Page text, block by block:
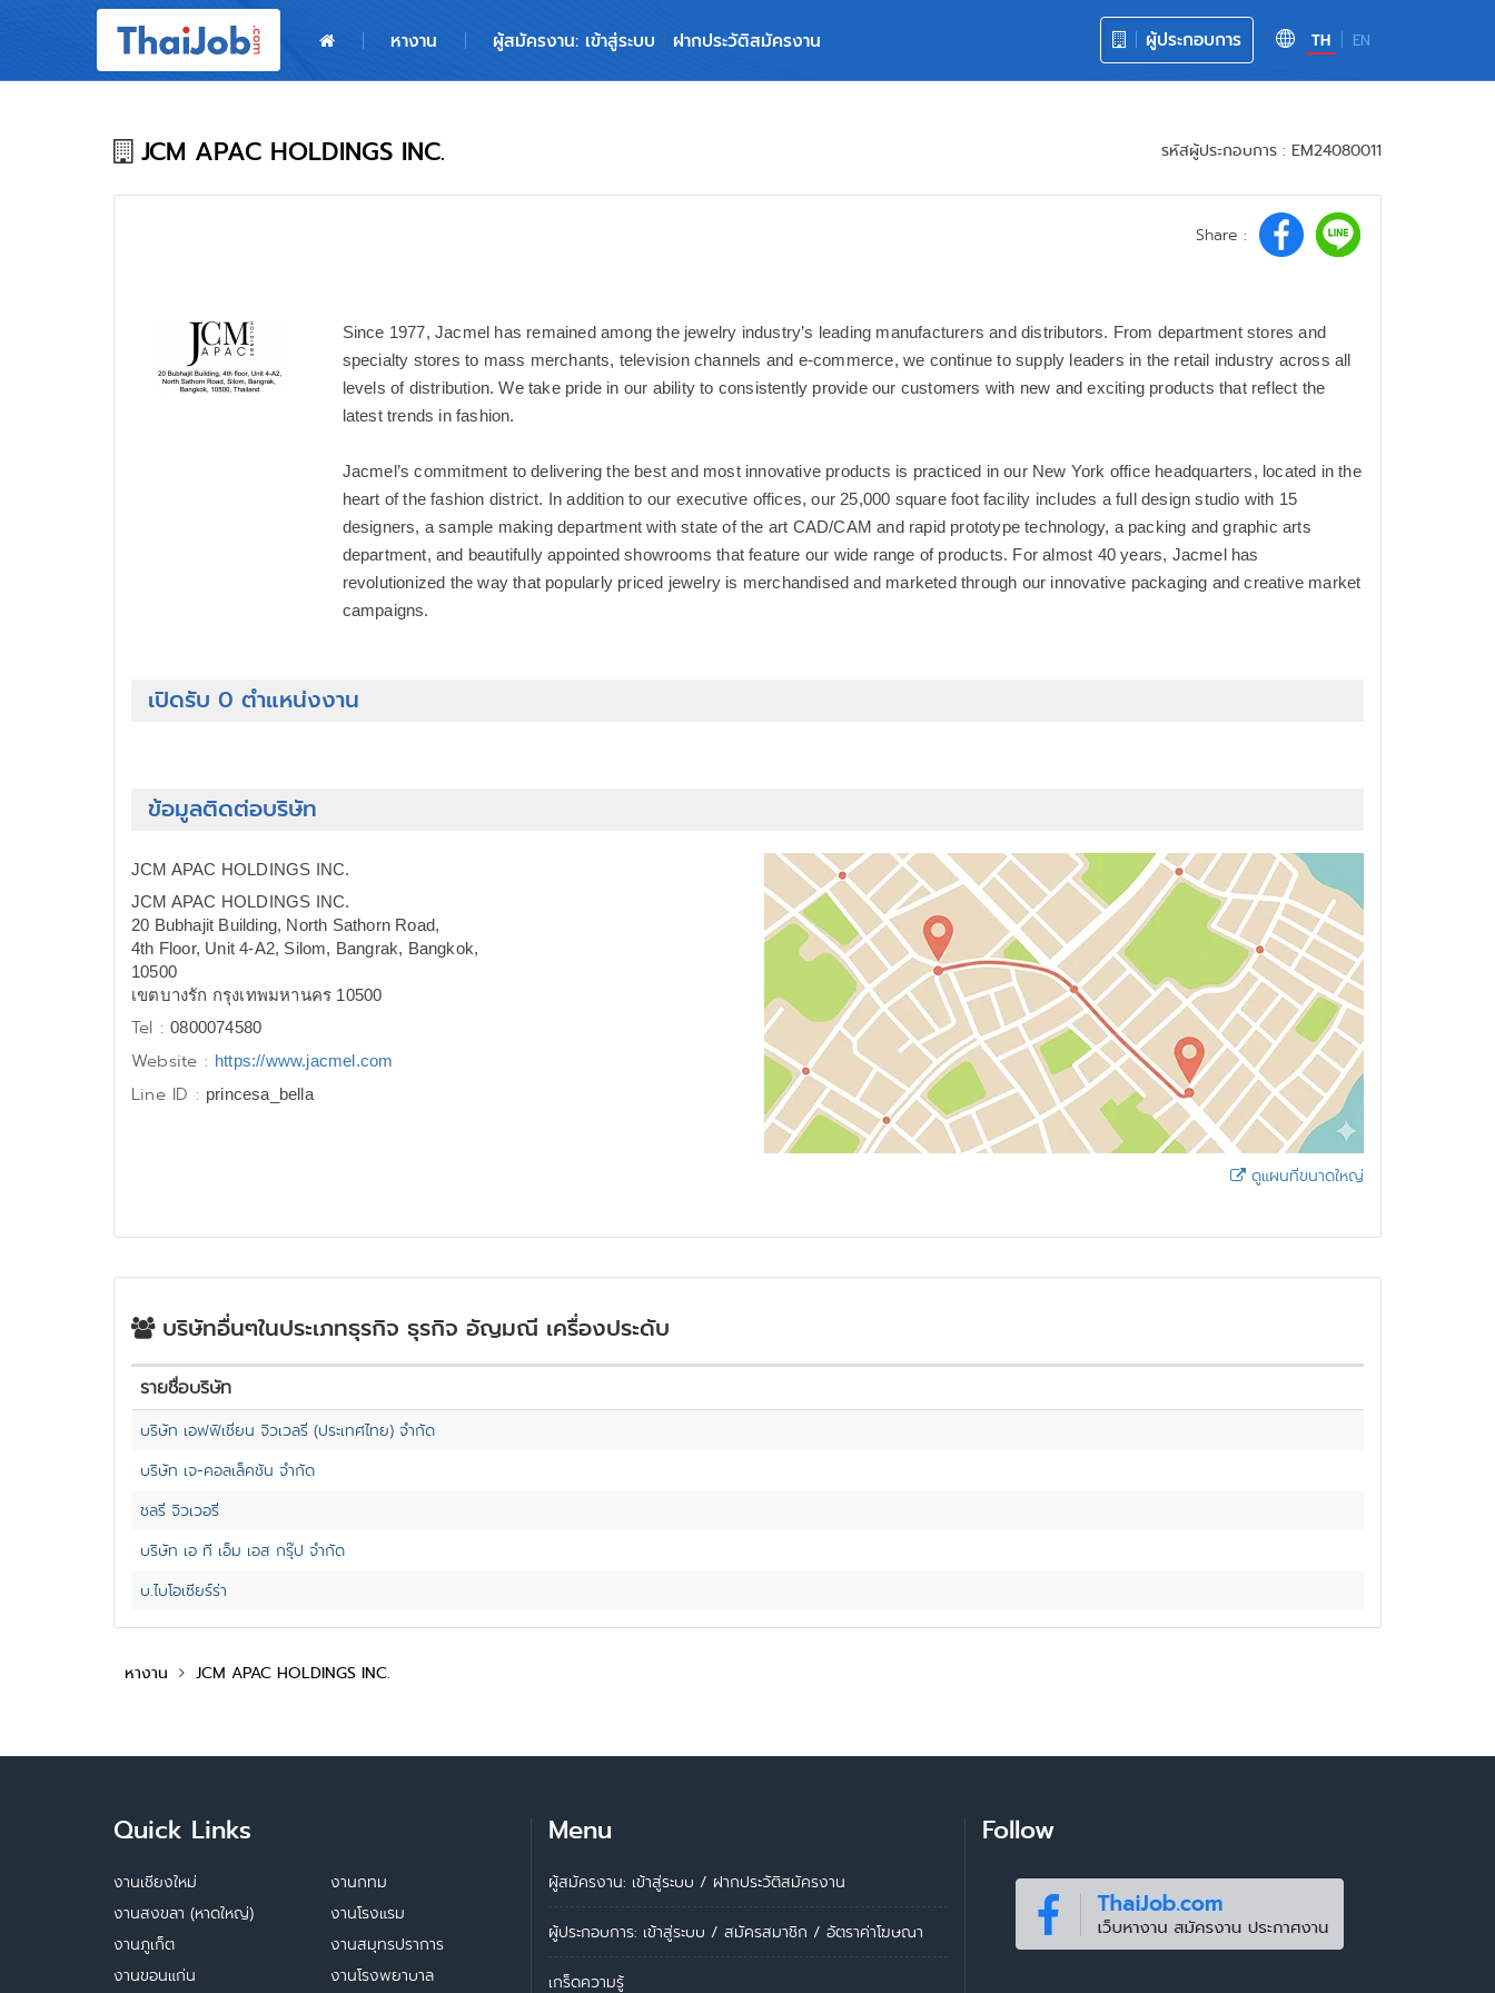
TH EN
ผู้ประกอบการ
หางาน ผู้สมัครงาน: เข้าสู่ระบบ ฝากประวัติสมัครงาน
ผู้สมัครงาน: เข้าสู่ระบบ
JCM APAC HOLDINGS INC. รหัสผู้ประกอบการ : EM24080011
Share :
Since 1977, Jacmel has remained among the jewelry industry’s leading manufacturers and distributors. From department stores and
specialty stores to mass merchants, television channels and e-commerce, we continue to supply leaders in the retail industry across all
levels of distribution. We take pride in our ability to consistently provide our customers with new and exciting products that reflect the
latest trends in fashion.
Jacmel’s commitment to delivering the best and most innovative products is practiced in our New York office headquarters, located in the
heart of the fashion district. In addition to our executive offices, our 25,000 square foot facility includes a full design studio with 15
designers, a sample making department with state of the art CAD/CAM and rapid prototype technology, a packing and graphic arts
department, and beautifully appointed showrooms that feature our wide range of products. For almost 40 years, Jacmel has
revolutionized the way that popularly priced jewelry is merchandised and marketed through our innovative packaging and creative market
campaigns.
เปิดรับ 0 ตำแหน่งงาน
ข้อมูลติดต่อบริษัท
JCM APAC HOLDINGS INC.
JCM APAC HOLDINGS INC.
20 Bubhajit Building, North Sathorn Road,
4th Floor, Unit 4-A2, Silom, Bangrak, Bangkok,
10500
เขตบางรัก กรุงเทพมหานคร 10500
Tel :0800074580
Website : https://www.jacmel.com
Line ID : princesa_bella
ดูแผนที่ขนาดใหญ่
บริษัทอื่นๆในประเภทธุรกิจ ธุรกิจ อัญมณี เครื่องประดับ
รายชื่อบริษัท
บริษัท เอฟฟิเชี่ยน จิวเวลรี่ (ประเทศไทย) จำกัด
บริษัท เจ-คอลเล็คชัน จำกัด
ชลรี่ จิวเวอรี่
บริษัท เอ ที เอ็ม เอส กรุ๊ป จำกัด
บ.ไบโอเซียร์ร่า
หางาน JCM APAC HOLDINGS INC.
Quick Links
งานเชียงใหม่
งานสงขลา (หาดใหญ่)
งานภูเก็ต
งานขอนแก่น
งานกทม
งานโรงแรม
งานสมุทรปราการ
งานโรงพยาบาล
Menu
ผู้สมัครงาน: เข้าสู่ระบบ / ฝากประวัติสมัครงาน
ผู้ประกอบการ: เข้าสู่ระบบ / สมัครสมาชิก / อัตราค่าโฆษณา
เกร็ดความรู้
Follow